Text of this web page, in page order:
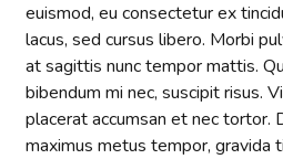
euismod, eu consectetur ex
lacus, sed cursus libero. Morbi
at sagittis nunc tempor mattis.
bibendum mi nec, suscipit risus.
placerat accumsan et nec tortor.
maximus metus tempor, gravida